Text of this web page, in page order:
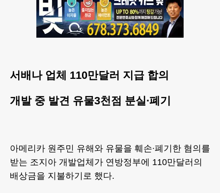
서배나 업체 110만달러 지급 합의
개발 중 발견 유물3천점 분실∙폐기
아메리카 원주민 유해와 유물을 훼손∙폐기한 혐의를
받는 조지아 개발업체가 연방정부에 110만달러의
배상금을 지불하기로 했다.